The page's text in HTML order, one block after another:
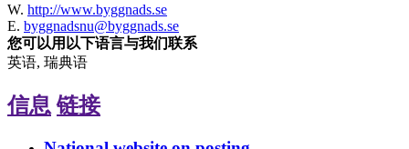
W. http://www.byggnads.se
E. byggnadsnu@byggnads.se
您可以用以下语言与我们联系
英语, 瑞典语
信息 链接